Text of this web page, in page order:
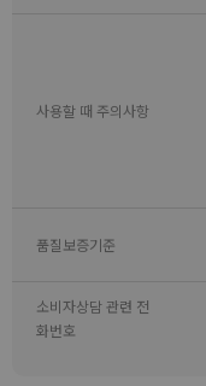
사용할 때 주의사항
품질보증기준
소비자상담 관련 전
화번호